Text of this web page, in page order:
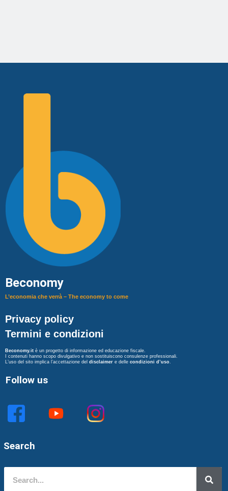
Beconomy
L’economia che verrà – The economy to come
Privacy policy
Termini e condizioni
Beconomy.it è un progetto di informazione ed educazione fiscale.
I contenuti hanno scopo divulgativo e non sostituiscono consulenze professionali.
L’uso del sito implica l’accettazione del disclaimer e delle condizioni d’uso.
Follow us
Search